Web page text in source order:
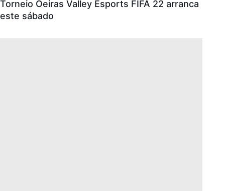
Torneio Oeiras Valley Esports FIFA 22 arranca
este sábado